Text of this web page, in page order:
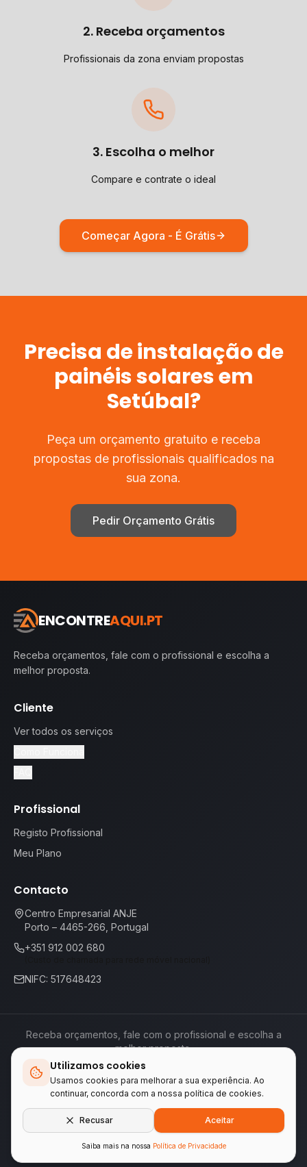
Utilizamos cookies
Usamos cookies para melhorar a sua experiência. Ao
continuar, concorda com a nossa política de cookies.
Recusar Aceitar
Saiba mais na nossa Política de Privacidade
2. Receba orçamentos
Profissionais da zona enviam propostas
3. Escolha o melhor
Compare e contrate o ideal
Começar Agora - É Grátis
Precisa deinstalação de
painéis solaresem
Setúbal?
Peça um orçamento gratuito e receba
propostas de profissionais qualificados na
sua zona.
Pedir Orçamento Grátis
ENCONTREAQUI.PT
Receba orçamentos, fale com o profissional e escolha a
melhor proposta.
Cliente
Ver todos os serviços
Profissional
Registo Profissional
Meu Plano
Contacto
Centro Empresarial ANJE
Porto – 4465-266, Portugal
+351 912 002 680
NIFC: 517648423
Receba orçamentos, fale com o profissional e escolha a
melhor proposta.
Termos de ServiçoPolítica de Privacidade
📕Livro de Reclamações
Empresas do grupo WA Tecnologia & Serviços
LINKEIFY•ENCONTREAQUI.PT